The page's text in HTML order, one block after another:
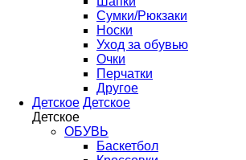
Сумки/Рюкзаки
Носки
Уход за обувью
Очки
Перчатки
Другое
Детское Детское
Детское
ОБУВЬ
Баскетбол